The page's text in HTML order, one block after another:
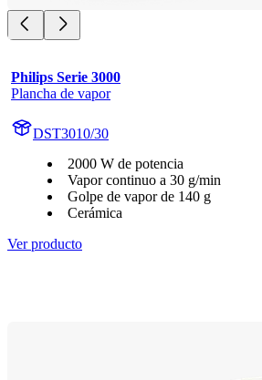
Philips Serie 3000
Plancha de vapor
DST3010/30
2000 W de potencia
Vapor continuo a 30 g/min
Golpe de vapor de 140 g
Cerámica
Ver producto